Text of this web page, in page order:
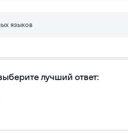
«спортивное
их называют омографами.
языков
лучший ответ: